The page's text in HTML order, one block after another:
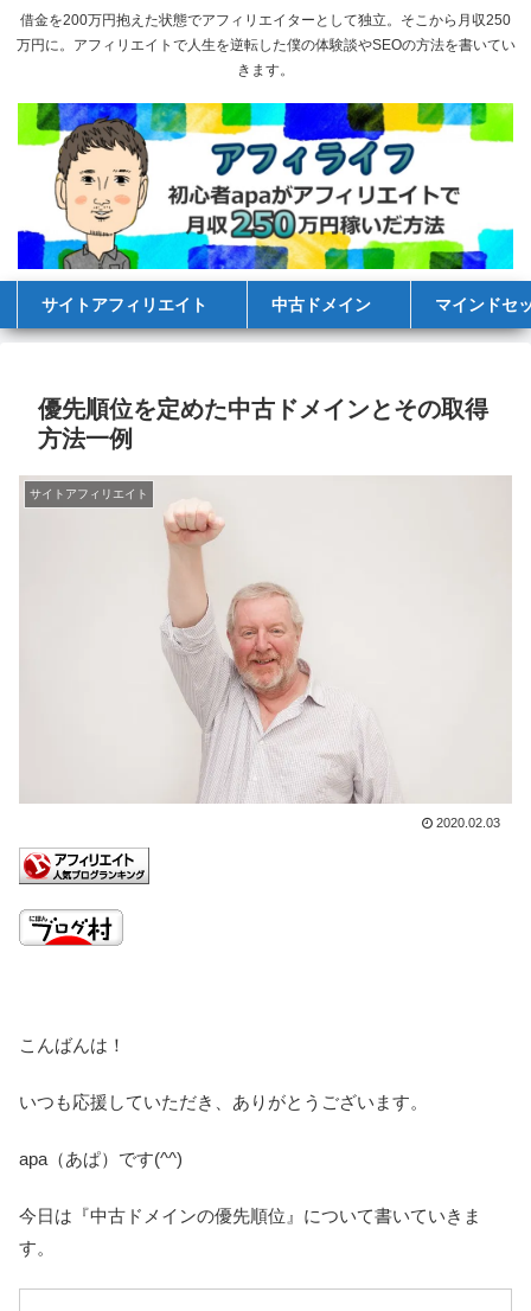
借金を200万円抱えた状態でアフィリエイターとして独立。そこから月収250
万円に。アフィリエイトで人生を逆転した僕の体験談やSEOの方法を書いてい
きます。
サイトアフィリエイト 中古ドメイン マインドセ
優先順位を定めた中古ドメインとその取得
方法一例
サイトアフィリエイト
2020.02.03
こんばんは！
いつも応援していただき、ありがとうございます。
apa（あぱ）です(^^)
今日は『中古ドメインの優先順位』について書いていきま
す。